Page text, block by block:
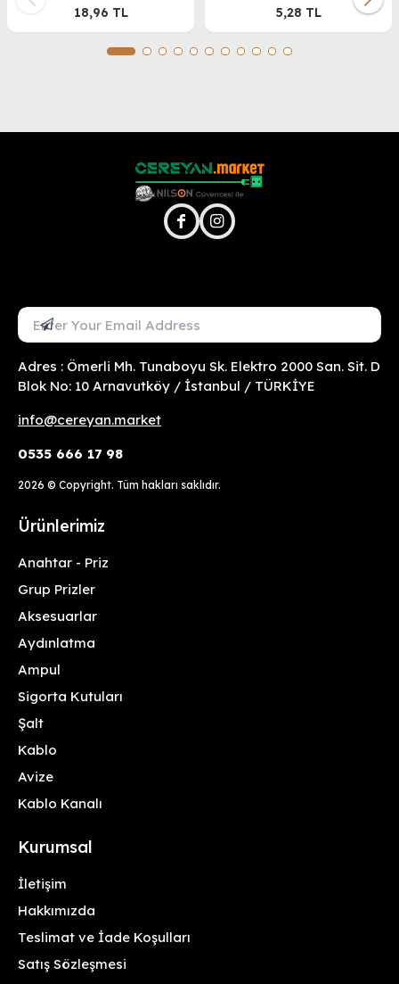
18,96 TL 5,28 TL
facebookinstagram
Mail Adresini Gir
Abone Ol
Adres : Ömerli Mh. Tunaboyu Sk. Elektro 2000 San. Sit. D
Blok No: 10 Arnavutköy / İstanbul / TÜRKİYE
info@cereyan.market
0535 666 17 98
2026 © Copyright. Tüm hakları saklıdır.
Ürünlerimiz
Anahtar - Priz
Grup Prizler
Aksesuarlar
Aydınlatma
Ampul
Sigorta Kutuları
Şalt
Kablo
Avize
Kablo Kanalı
Kurumsal
İletişim
Hakkımızda
Teslimat ve İade Koşulları
Satış Sözleşmesi